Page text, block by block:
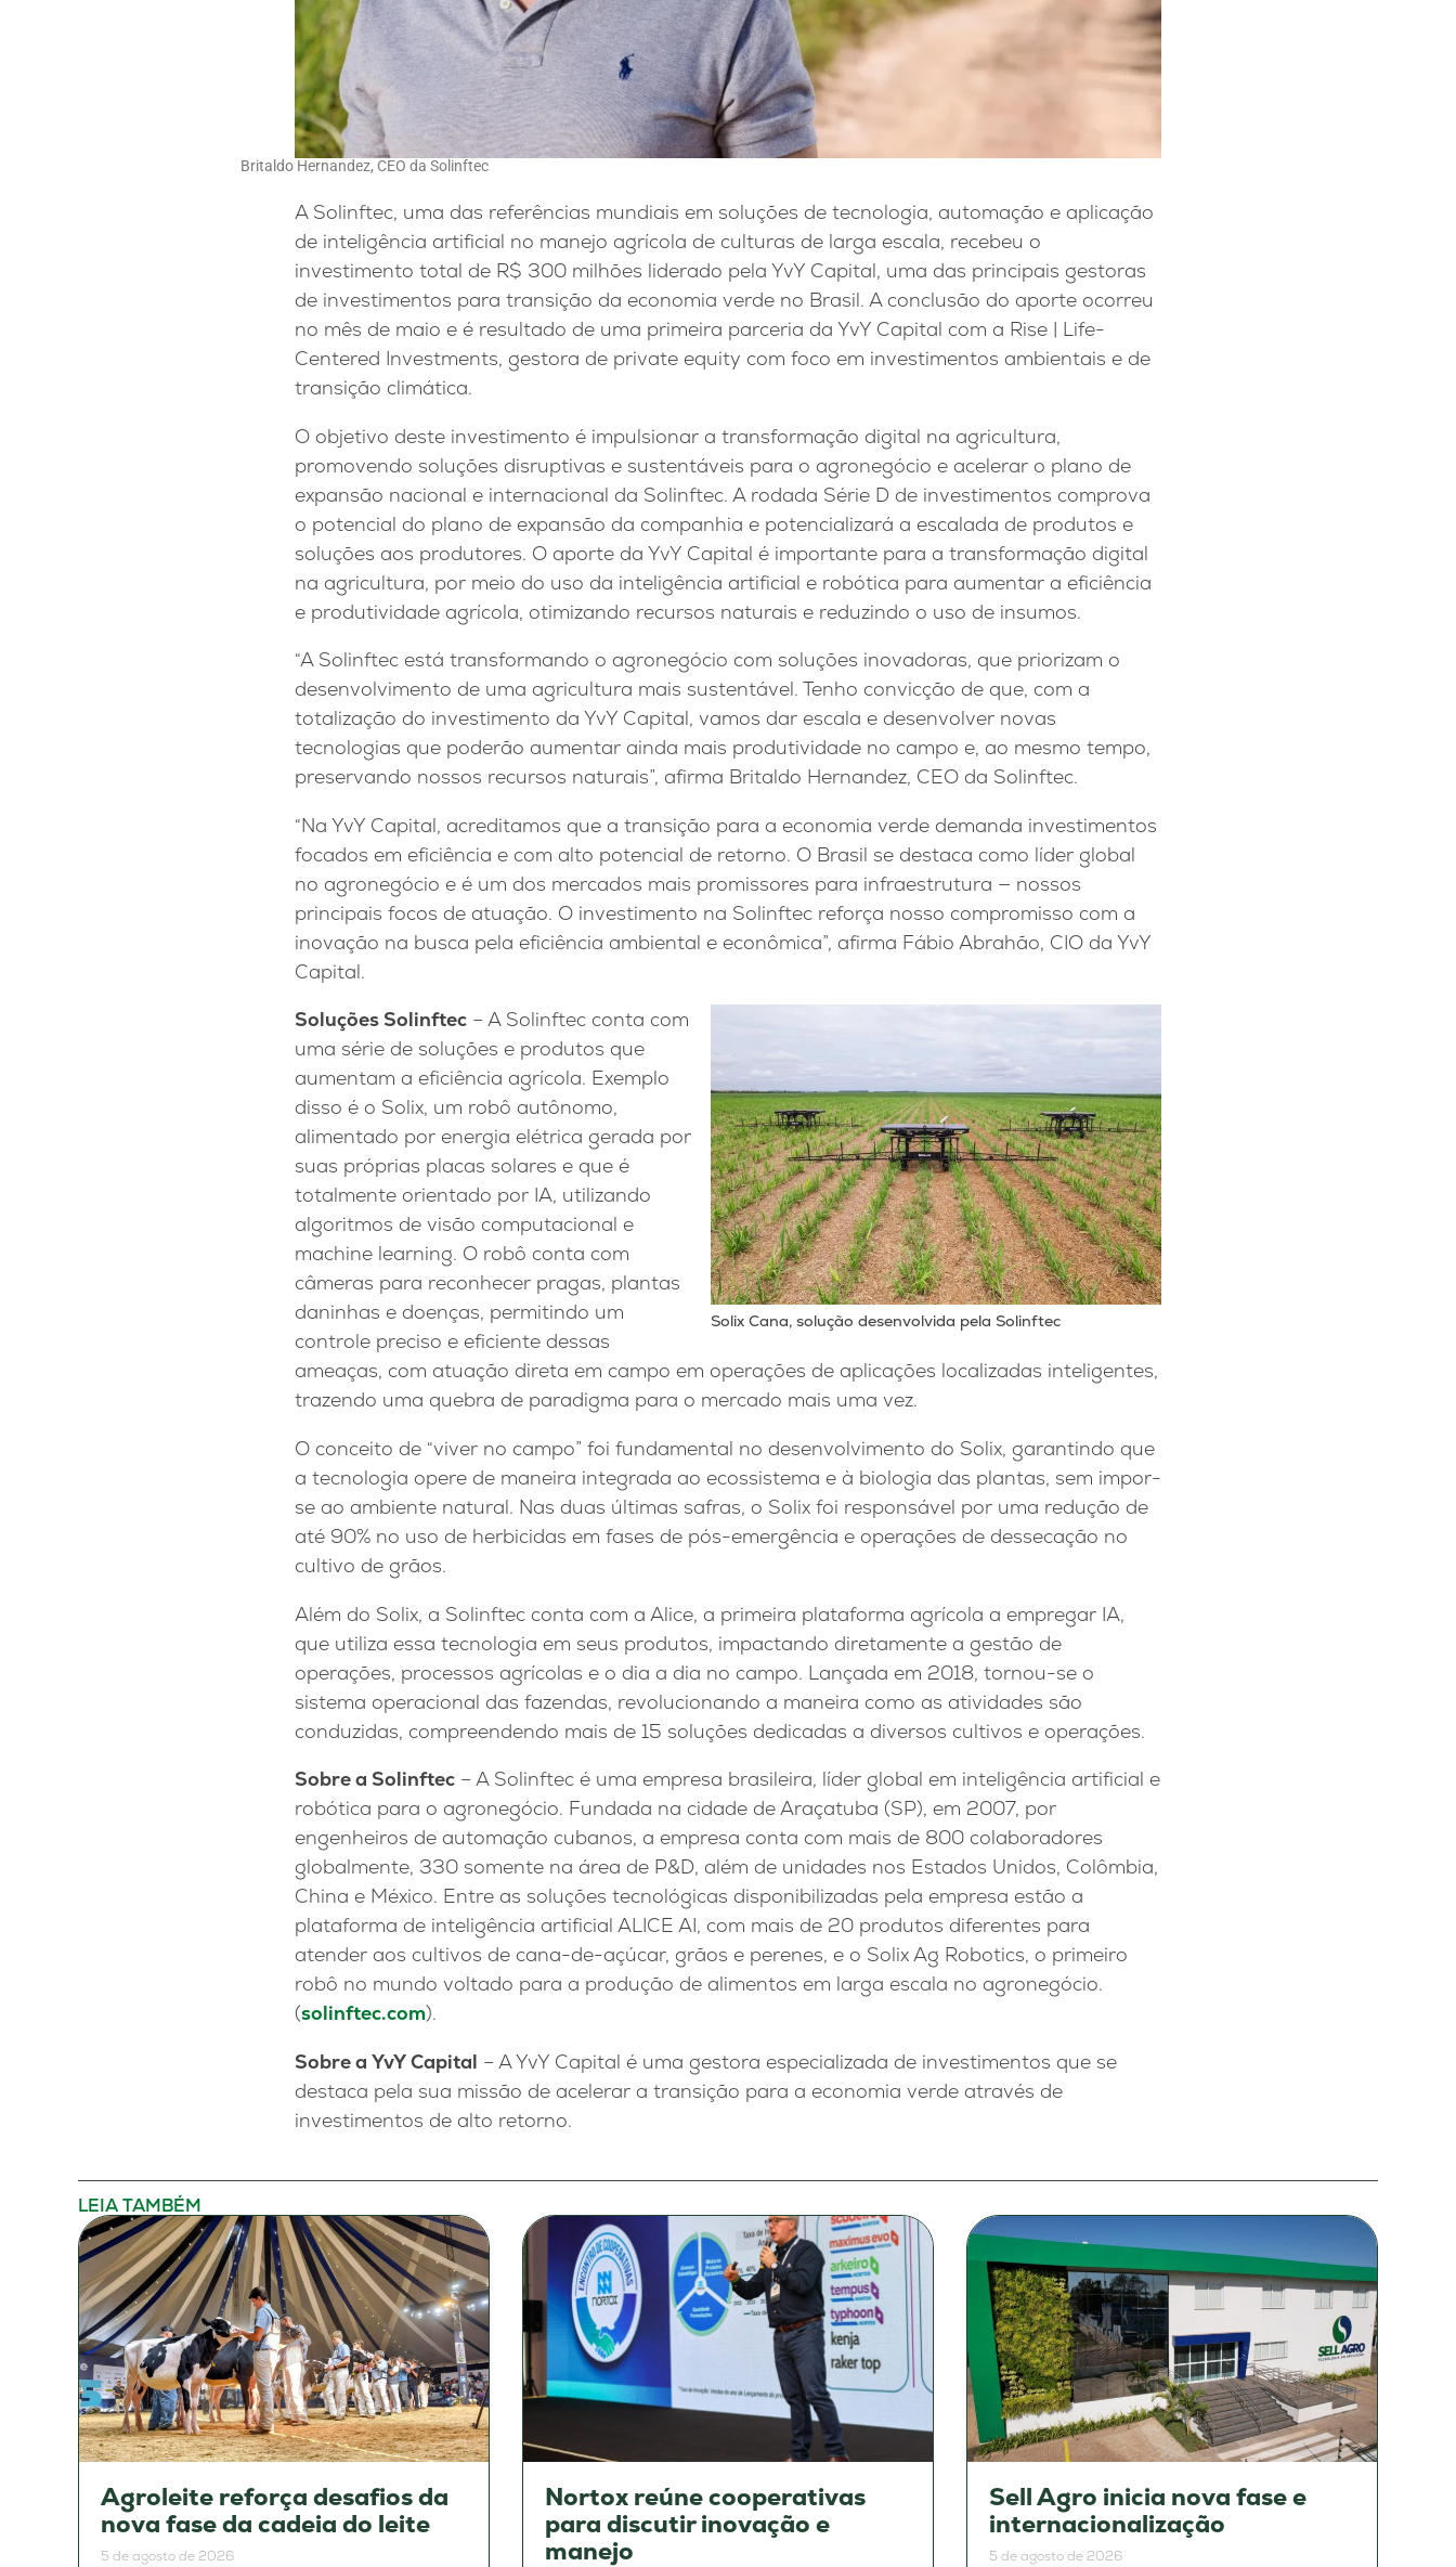
Britaldo Hernandez, CEO da Solinftec
A Solinftec, uma das referências mundiais em soluções de tecnologia, automação e aplicação
de inteligência artificial no manejo agrícola de culturas de larga escala, recebeu o
investimento total de R$ 300 milhões liderado pela YvY Capital, uma das principais gestoras
de investimentos para transição da economia verde no Brasil. A conclusão do aporte ocorreu
no mês de maio e é resultado de uma primeira parceria da YvY Capital com a Rise | Life-
Centered Investments, gestora de private equity com foco em investimentos ambientais e de
transição climática.
O objetivo deste investimento é impulsionar a transformação digital na agricultura,
promovendo soluções disruptivas e sustentáveis para o agronegócio e acelerar o plano de
expansão nacional e internacional da Solinftec. A rodada Série D de investimentos comprova
o potencial do plano de expansão da companhia e potencializará a escalada de produtos e
soluções aos produtores. O aporte da YvY Capital é importante para a transformação digital
na agricultura, por meio do uso da inteligência artificial e robótica para aumentar a eficiência
e produtividade agrícola, otimizando recursos naturais e reduzindo o uso de insumos.
“A Solinftec está transformando o agronegócio com soluções inovadoras, que priorizam o
desenvolvimento de uma agricultura mais sustentável. Tenho convicção de que, com a
totalização do investimento da YvY Capital, vamos dar escala e desenvolver novas
tecnologias que poderão aumentar ainda mais produtividade no campo e, ao mesmo tempo,
preservando nossos recursos naturais”, afirma Britaldo Hernandez, CEO da Solinftec.
“Na YvY Capital, acreditamos que a transição para a economia verde demanda investimentos
focados em eficiência e com alto potencial de retorno. O Brasil se destaca como líder global
no agronegócio e é um dos mercados mais promissores para infraestrutura — nossos
principais focos de atuação. O investimento na Solinftec reforça nosso compromisso com a
inovação na busca pela eficiência ambiental e econômica”, afirma Fábio Abrahão, CIO da YvY
Capital.
Solix Cana, solução desenvolvida pela Solinftec
Soluções Solinftec – A Solinftec conta com
uma série de soluções e produtos que
aumentam a eficiência agrícola. Exemplo
disso é o Solix, um robô autônomo,
alimentado por energia elétrica gerada por
suas próprias placas solares e que é
totalmente orientado por IA, utilizando
algoritmos de visão computacional e
machine learning. O robô conta com
câmeras para reconhecer pragas, plantas
daninhas e doenças, permitindo um
controle preciso e eficiente dessas
ameaças, com atuação direta em campo em operações de aplicações localizadas inteligentes,
trazendo uma quebra de paradigma para o mercado mais uma vez.
O conceito de “viver no campo” foi fundamental no desenvolvimento do Solix, garantindo que
a tecnologia opere de maneira integrada ao ecossistema e à biologia das plantas, sem impor-
se ao ambiente natural. Nas duas últimas safras, o Solix foi responsável por uma redução de
até 90% no uso de herbicidas em fases de pós-emergência e operações de dessecação no
cultivo de grãos.
Além do Solix, a Solinftec conta com a Alice, a primeira plataforma agrícola a empregar IA,
que utiliza essa tecnologia em seus produtos, impactando diretamente a gestão de
operações, processos agrícolas e o dia a dia no campo. Lançada em 2018, tornou-se o
sistema operacional das fazendas, revolucionando a maneira como as atividades são
conduzidas, compreendendo mais de 15 soluções dedicadas a diversos cultivos e operações.
Sobre a Solinftec – A Solinftec é uma empresa brasileira, líder global em inteligência artificial e
robótica para o agronegócio. Fundada na cidade de Araçatuba (SP), em 2007, por
engenheiros de automação cubanos, a empresa conta com mais de 800 colaboradores
globalmente, 330 somente na área de P&D, além de unidades nos Estados Unidos, Colômbia,
China e México. Entre as soluções tecnológicas disponibilizadas pela empresa estão a
plataforma de inteligência artificial ALICE AI, com mais de 20 produtos diferentes para
atender aos cultivos de cana-de-açúcar, grãos e perenes, e o Solix Ag Robotics, o primeiro
robô no mundo voltado para a produção de alimentos em larga escala no agronegócio.
(solinftec.com).
Sobre a YvY Capital – A YvY Capital é uma gestora especializada de investimentos que se
destaca pela sua missão de acelerar a transição para a economia verde através de
investimentos de alto retorno.
LEIA TAMBÉM
Agroleite reforça desafios da
nova fase da cadeia do leite
5 de agosto de 2026
Nortox reúne cooperativas
para discutir inovação e
manejo
Sell Agro inicia nova fase e
internacionalização
5 de agosto de 2026